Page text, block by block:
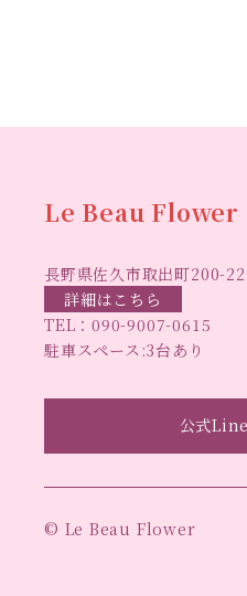
リウムレッスン
スハート ベッドサイドライト
リジナルデザイン 仏花ハーバリウム
手作りクリ
りハーバリウム手作り
野県佐久市
長野県立武
Le Beau Flower
長野県佐久市取出町200-22
詳細はこちら
TEL：090-9007-0615
駐車スペース:3台あり
公式
© Le Beau Flower